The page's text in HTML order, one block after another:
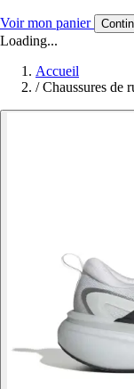
Voir mon panier
Loading...
Accueil
/ Chaussures de